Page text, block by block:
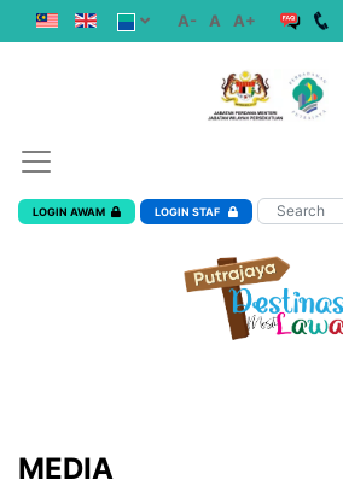
A- A A+
LOGIN AWAM LOGIN STAF
MEDIA